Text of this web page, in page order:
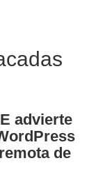
advierte
de